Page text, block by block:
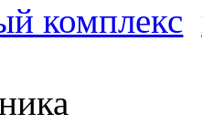
комплекс